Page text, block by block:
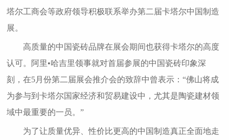
塔尔工商会等政府领导积极联系举办第二届卡塔尔中国制造
展。
高质量的中国瓷砖品牌在展会期间也获得卡塔尔的高度
认可。阿里•哈吉里领事就对首届参展的中国瓷砖印象深
刻，在5月份第二届展会推介会的致辞中曾表示：“佛山将成
为参与到卡塔尔国家经济和贸易建设中，尤其是陶瓷建材领
域中最重要的一员。”
为了让质量优异、性价比更高的中国制造真正全面地走